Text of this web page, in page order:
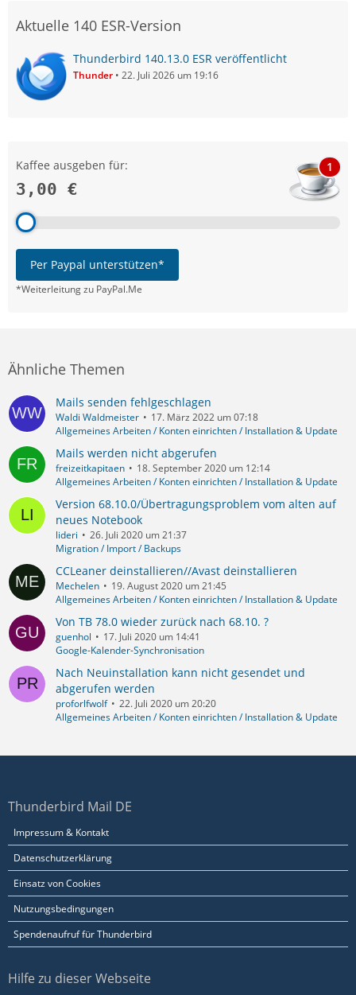
Aktuelle 140 ESR-Version
Thunderbird 140.13.0 ESR veröffentlicht
Thunder 22. Juli 2026 um 19:16
Kaffee ausgeben für:
3,00 €
1
Per Paypal unterstützen*
*Weiterleitung zu PayPal.Me
Ähnliche Themen
Mails senden fehlgeschlagen
Waldi Waldmeister
17. März 2022 um 07:18
Allgemeines Arbeiten / Konten einrichten / Installation & Update
Mails werden nicht abgerufen
freizeitkapitaen
18. September 2020 um 12:14
Allgemeines Arbeiten / Konten einrichten / Installation & Update
Version 68.10.0/Übertragungsproblem vom alten auf
neues Notebook
lideri
26. Juli 2020 um 21:37
Migration / Import / Backups
CCLeaner deinstallieren//Avast deinstallieren
Mechelen
19. August 2020 um 21:45
Allgemeines Arbeiten / Konten einrichten / Installation & Update
Von TB 78.0 wieder zurück nach 68.10. ?
guenhol
17. Juli 2020 um 14:41
Google-Kalender-Synchronisation
Nach Neuinstallation kann nicht gesendet und
abgerufen werden
proforlfwolf
22. Juli 2020 um 20:20
Allgemeines Arbeiten / Konten einrichten / Installation & Update
Thunderbird Mail DE
Impressum & Kontakt
Datenschutzerklärung
Einsatz von Cookies
Nutzungsbedingungen
Spendenaufruf für Thunderbird
Hilfe zu dieser Webseite